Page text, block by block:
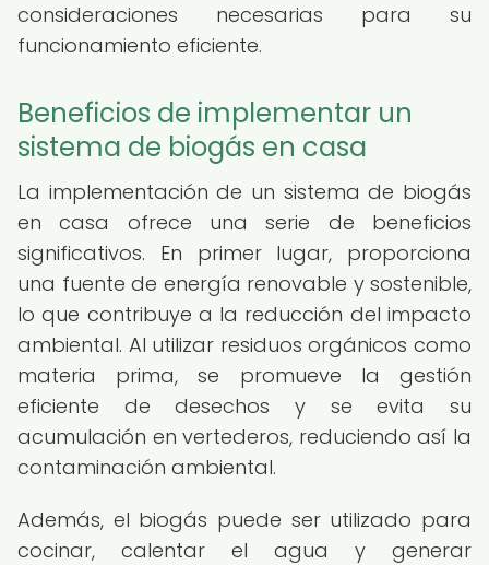
consideraciones necesarias para su
funcionamiento eficiente.
Beneficios de implementar un
sistema de biogás en casa
La implementación de un sistema de biogás
en casa ofrece una serie de beneficios
significativos. En primer lugar, proporciona
una fuente de energía renovable y sostenible,
lo que contribuye a la reducción del impacto
ambiental. Al utilizar residuos orgánicos como
materia prima, se promueve la gestión
eficiente de desechos y se evita su
acumulación en vertederos, reduciendo así la
contaminación ambiental.
Además, el biogás puede ser utilizado para
cocinar, calentar el agua y generar